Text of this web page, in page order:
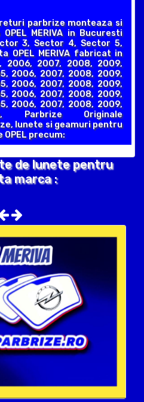
parbrize monteaza si
MERIVA in Bucuresti
3, Sector 4, Sector 5,
OPEL MERIVA fabricat in
2006, 2007, 2008, 2009,
2006, 2007, 2008, 2009,
2006, 2007, 2008, 2009,
2006, 2007, 2008, 2009,
2006, 2007, 2008, 2009,
Parbrize Originale
lunete si geamuri pentru
OPEL precum:
de lunete pentru
marca :